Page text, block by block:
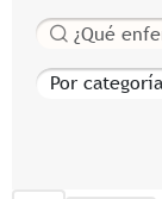
Buscar
Por categoría